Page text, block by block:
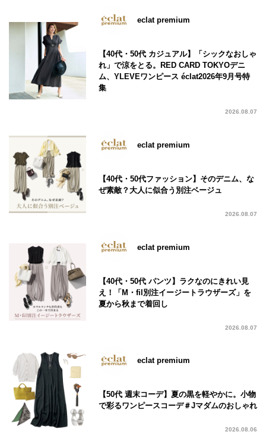
eclat premium
【40代・50代 カジュアル】「シックなおしゃ
れ」で涼をとる。RED CARD TOKYOデニ
ム、YLEVEワンピース éclat2026年9月号特
集
2026.08.07
eclat premium
【40代・50代ファッション】そのデニム、な
ぜ素敵？大人に似合う別注ベージュ
2026.08.07
eclat premium
【40代・50代 パンツ】ラクなのにきれい見
え！「M・fil別注イージートラウザーズ」を
夏から秋まで着回し
2026.08.07
eclat premium
【50代 週末コーデ】夏の黒を軽やかに。小物
で彩るワンピースコーデ＃Jマダムのおしゃれ
2026.08.06